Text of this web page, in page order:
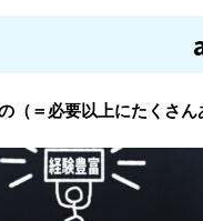
（＝必要以上にたくさ